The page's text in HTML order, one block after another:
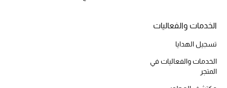
الخدمات والفعاليات
تسجيل الهدايا
الخدمات والفعاليات في
المتجر